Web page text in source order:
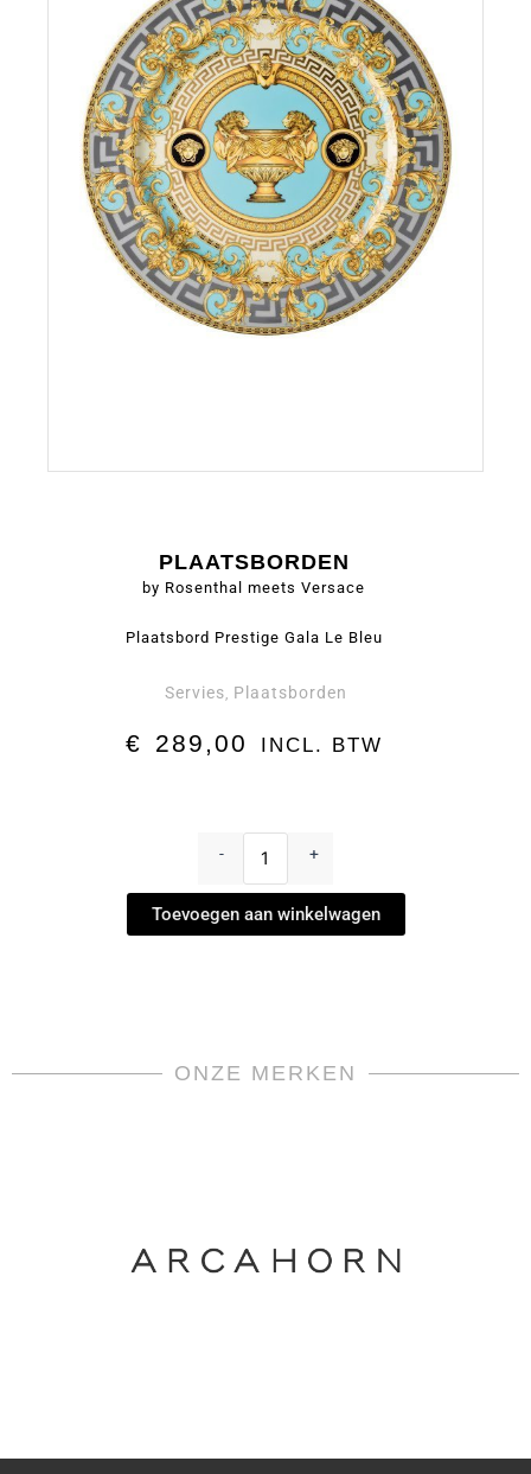
PLAATSBORDEN
by Rosenthal meets Versace
Plaatsbord Prestige Gala Le Bleu
Servies Plaatsborden
€ 289,00 INCL. BTW
-
Le
Bleu
Versace
+
Toevoegen aan winkelwagen
ONZE MERKEN